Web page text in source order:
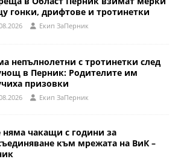
гонки, дрифтове и тротинетки
Eкип ЗаПерник
непълнолетни с тротинетки след
в Перник: Родителите им
призовки
Eкип ЗаПерник
няма чакащи с години за
към мрежата на ВиК –